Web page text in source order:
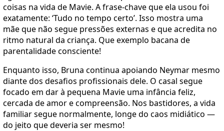
coisas na vida de Mavie. A frase-chave que ela usou foi
exatamente: ‘Tudo no tempo certo’. Isso mostra uma
mãe que não segue pressões externas e que acredita no
ritmo natural da criança. Que exemplo bacana de
parentalidade consciente!
Enquanto isso, Bruna continua apoiando Neymar mesmo
diante dos desafios profissionais dele. O casal segue
focado em dar à pequena Mavie uma infância feliz,
cercada de amor e compreensão. Nos bastidores, a vida
familiar segue normalmente, longe do caos midiático —
do jeito que deveria ser mesmo!